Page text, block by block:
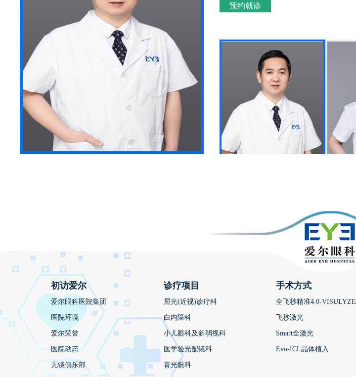
预约就诊
初访爱尔
爱尔眼科医院集团
医院环境
爱尔荣誉
医院动态
无镜俱乐部
诊疗项目
屈光(近视)诊疗科
白内障科
小儿眼科及斜弱视科
医学验光配镜科
青光眼科
手术方式
全飞秒精准4.0-VISULYZE
飞秒激光
Smart全激光
Evo-ICL晶体植入